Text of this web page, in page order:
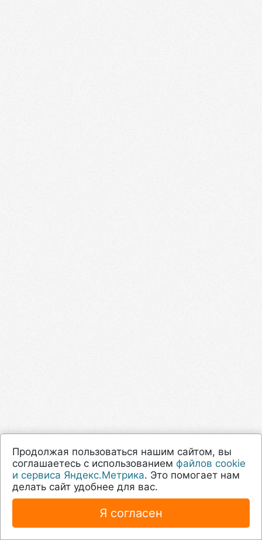
Продолжая пользоваться нашим сайтом, вы
соглашаетесь с использованием файлов cookie
и сервиса Яндекс.Метрика. Это помогает нам
делать сайт удобнее для вас.
Я согласен